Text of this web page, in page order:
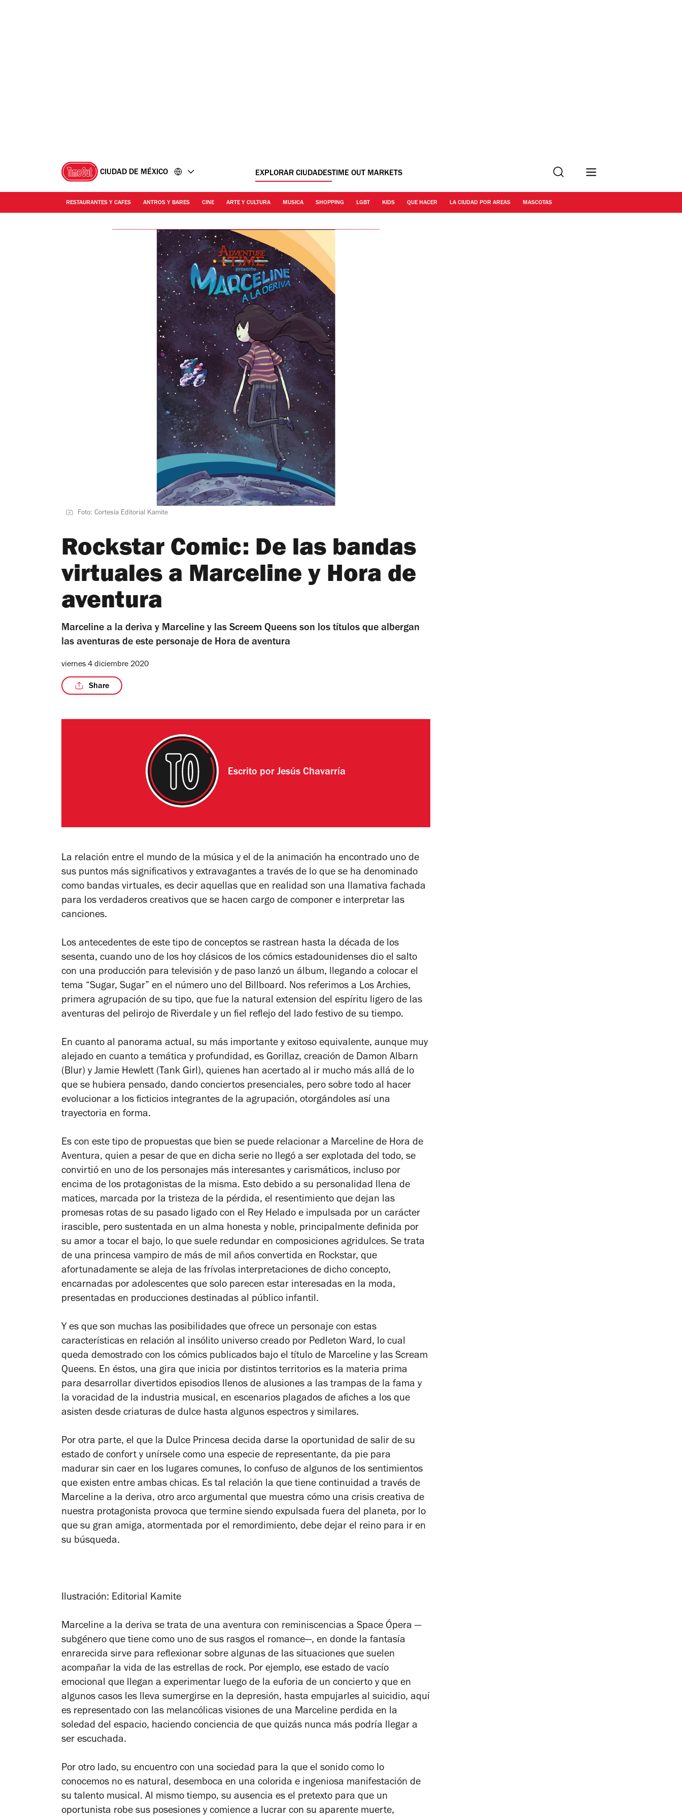
CIUDAD DE MÉXICO EXPLORAR CIUDADESTIME OUT MARKETS Buscar
RESTAURANTES Y CAFES ANTROS Y BARES CINE ARTE Y CULTURA MUSICA SHOPPING LGBT KIDS QUE HACER LA CIUDAD POR AREAS MASCOTAS
Foto: Cortesía Editorial Kamite
Rockstar Comic: De las bandas
virtuales a Marceline y Hora de
aventura
Marceline a la deriva y Marceline y las Screem Queens son los títulos que albergan
las aventuras de este personaje de Hora de aventura
viernes 4 diciembre 2020
Share
Escrito porJesús Chavarría
La relación entre el mundo de la música y el de la animación ha encontrado uno de
sus puntos más significativos y extravagantes a través de lo que se ha denominado
como bandas virtuales, es decir aquellas que en realidad son una llamativa fachada
para los verdaderos creativos que se hacen cargo de componer e interpretar las
canciones.
Los antecedentes de este tipo de conceptos se rastrean hasta la década de los
sesenta, cuando uno de los hoy clásicos de los cómics estadounidenses dio el salto
con una producción para televisión y de paso lanzó un álbum, llegando a colocar el
tema “Sugar, Sugar” en el número uno del Billboard. Nos referimos a Los Archies,
primera agrupación de su tipo, que fue la natural extension del espíritu ligero de las
aventuras del pelirojo de Riverdale y un fiel reflejo del lado festivo de su tiempo.
En cuanto al panorama actual, su más importante y exitoso equivalente, aunque muy
alejado en cuanto a temática y profundidad, es Gorillaz, creación de Damon Albarn
(Blur) y Jamie Hewlett (Tank Girl), quienes han acertado al ir mucho más allá de lo
que se hubiera pensado, dando conciertos presenciales, pero sobre todo al hacer
evolucionar a los ficticios integrantes de la agrupación, otorgándoles así una
trayectoria en forma.
Es con este tipo de propuestas que bien se puede relacionar a Marceline de Hora de
Aventura, quien a pesar de que en dicha serie no llegó a ser explotada del todo, se
convirtió en uno de los personajes más interesantes y carismáticos, incluso por
encima de los protagonistas de la misma. Esto debido a su personalidad llena de
matices, marcada por la tristeza de la pérdida, el resentimiento que dejan las
promesas rotas de su pasado ligado con el Rey Helado e impulsada por un carácter
irascible, pero sustentada en un alma honesta y noble, principalmente definida por
su amor a tocar el bajo, lo que suele redundar en composiciones agridulces. Se trata
de una princesa vampiro de más de mil años convertida en Rockstar, que
afortunadamente se aleja de las frívolas interpretaciones de dicho concepto,
encarnadas por adolescentes que solo parecen estar interesadas en la moda,
presentadas en producciones destinadas al público infantil.
Y es que son muchas las posibilidades que ofrece un personaje con estas
características en relación al insólito universo creado por Pedleton Ward, lo cual
queda demostrado con los cómics publicados bajo el título de Marceline y las Scream
Queens. En éstos, una gira que inicia por distintos territorios es la materia prima
para desarrollar divertidos episodios llenos de alusiones a las trampas de la fama y
la voracidad de la industria musical, en escenarios plagados de afiches a los que
asisten desde criaturas de dulce hasta algunos espectros y similares.
Por otra parte, el que la Dulce Princesa decida darse la oportunidad de salir de su
estado de confort y unírsele como una especie de representante, da pie para
madurar sin caer en los lugares comunes, lo confuso de algunos de los sentimientos
que existen entre ambas chicas. Es tal relación la que tiene continuidad a través de
Marceline a la deriva, otro arco argumental que muestra cómo una crisis creativa de
nuestra protagonista provoca que termine siendo expulsada fuera del planeta, por lo
que su gran amiga, atormentada por el remordimiento, debe dejar el reino para ir en
su búsqueda.
Ilustración: Editorial Kamite
Marceline a la deriva se trata de una aventura con reminiscencias a Space Ópera —
subgénero que tiene como uno de sus rasgos el romance—, en donde la fantasía
enrarecida sirve para reflexionar sobre algunas de las situaciones que suelen
acompañar la vida de las estrellas de rock. Por ejemplo, ese estado de vacío
emocional que llegan a experimentar luego de la euforia de un concierto y que en
algunos casos les lleva sumergirse en la depresión, hasta empujarles al suicidio, aquí
es representado con las melancólicas visiones de una Marceline perdida en la
soledad del espacio, haciendo conciencia de que quizás nunca más podría llegar a
ser escuchada.
Por otro lado, su encuentro con una sociedad para la que el sonido como lo
conocemos no es natural, desemboca en una colorida e ingeniosa manifestación de
su talento musical. Al mismo tiempo, su ausencia es el pretexto para que un
oportunista robe sus posesiones y comience a lucrar con su aparente muerte,